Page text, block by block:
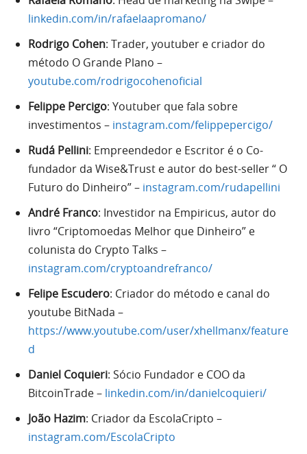
linkedin.com/in/rafaelaapromano/
Rodrigo Cohen: Trader, youtuber e criador do
método O Grande Plano –
youtube.com/rodrigocohenoficial
Felippe Percigo: Youtuber que fala sobre
investimentos – instagram.com/felippepercigo/
Rudá Pellini: Empreendedor e Escritor é o Co-
fundador da Wise&Trust e autor do best-seller “ O
Futuro do Dinheiro” – instagram.com/rudapellini
André Franco: Investidor na Empiricus, autor do
livro “Criptomoedas Melhor que Dinheiro” e
colunista do Crypto Talks –
instagram.com/cryptoandrefranco/
Felipe Escudero: Criador do método e canal do
youtube BitNada –
https://www.youtube.com/user/xhellmanx/feature
d
Daniel Coquieri: Sócio Fundador e COO da
BitcoinTrade – linkedin.com/in/danielcoquieri/
João Hazim: Criador da EscolaCripto –
instagram.com/EscolaCripto